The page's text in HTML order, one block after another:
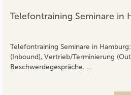
Telefontraining Seminare in
Telefontraining Seminare in
(Inbound), Vertrieb/Terminierung
Beschwerdegespräche. …